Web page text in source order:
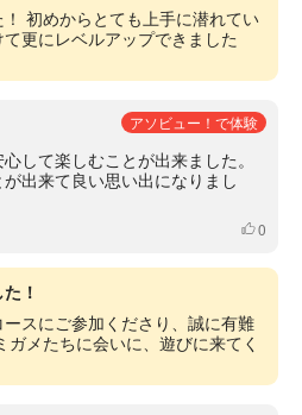
初めからとても上手に潜れてい
更にレベルアップできました
アソビュー！で体験
して楽しむことが出来ました。
出来て良い思い出になりまし
いいね
0
！
スにご参加くださり、誠に有難
メたちに会いに、遊びに来てく